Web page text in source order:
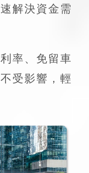
解決資金需
率、免留車
受影響，輕